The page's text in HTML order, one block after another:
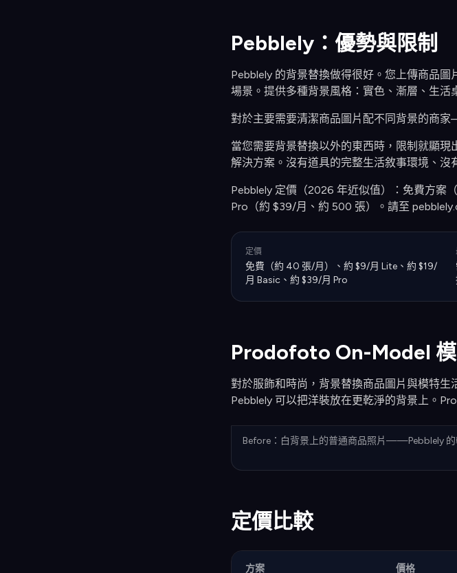
Pebblely：優勢與限制
Pebblely 的背景替換做得很好。您上傳商品
場景。提供多種背景風格：實色、漸層、生活
對於主要需要清潔商品圖片配不同背景的商
當您需要背景替換以外的東西時，限制就顯
解決方案。沒有道具的完整生活敘事環境、沒
Pebblely 定價（2026 年近似值）：免費方案
Pro（約 $39/月、約 500 張）。請至
定價
免費（約 40 張/月）、約 $9/月 Lite、約 $19/
月 Basic、約 $39/月 Pro
Prodofoto On-Model
對於服飾和時尚，背景替換商品圖片與模特
Pebblely 可以把洋裝放在更乾淨的背景上。
Before：白背景上的普通商品照片——Pebblely 的
定價比較
方案 價格